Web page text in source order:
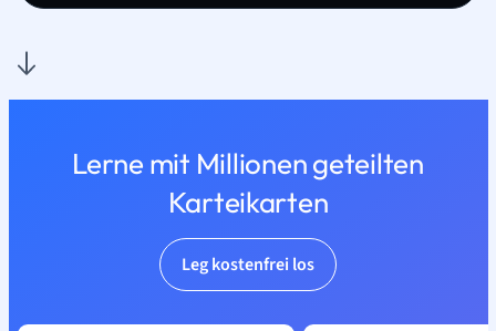
Lerne mit Millionen geteilten
Karteikarten
Leg kostenfrei los